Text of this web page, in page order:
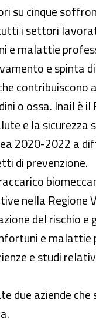
su cinque
i settori
e malattie
e spinta
contribuiscono
o ossa. Inail è il
e la sicurezza
2020-2022 a
di prevenzione.
nella Regione
del rischio
e malattie
e studi
due aziende